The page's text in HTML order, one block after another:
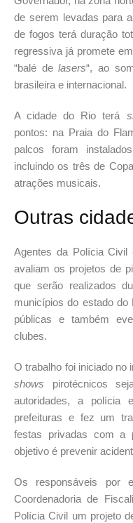
de serem levadas para
de fogos terá duração
regressiva já promete
“balé delasers“, ao
brasileira e internacional.
A cidade do Rio terá
pontos: na Praia do
palcos foram
incluindo os três de
atrações musicais.
Outras
Agentes da Polícia Civil
avaliam os projetos de
que serão realizados
municípios do estado do
públicas e também
clubes.
O trabalho foi iniciado no
shows pirotécnicos
autoridades, a polícia
prefeituras e fez um
festas privadas com a
objetivo é prevenir
Os responsáveis por
Coordenadoria de
Polícia Civil um projeto